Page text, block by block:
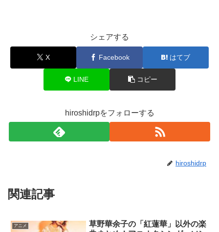
シェアする
X Facebook はてブ
LINE コピー
hiroshidrpをフォローする
hiroshidrp
関連記事
アニメ
草野華余子の「紅蓮華」以外の楽